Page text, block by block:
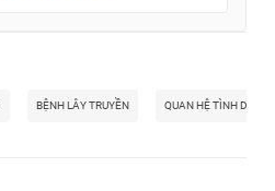
BỆNH LÂY TRUYỀN QUAN HỆ TÌNH DỤC